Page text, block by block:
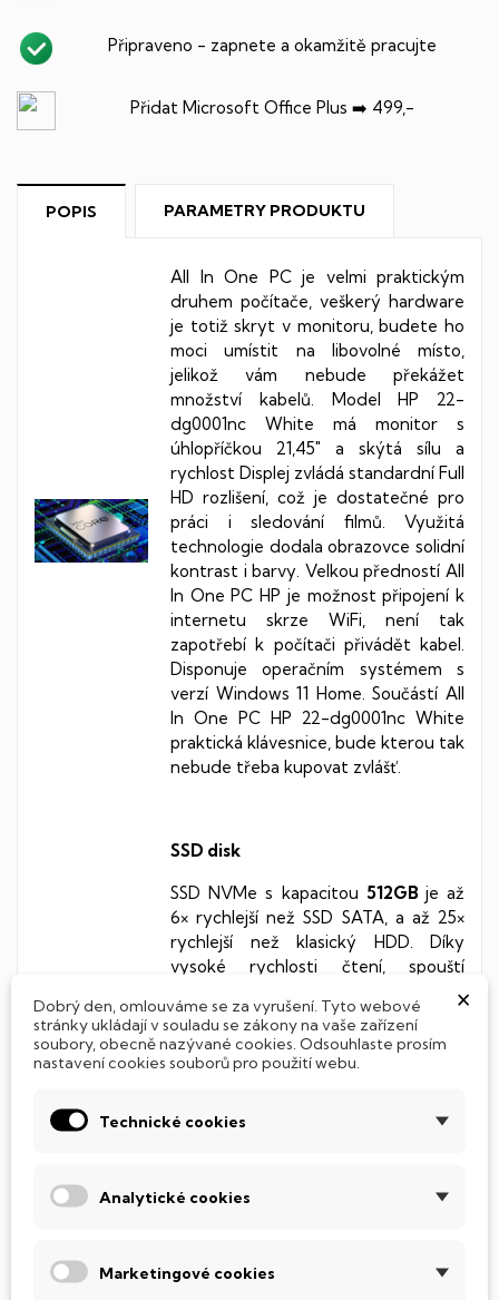
Připraveno - zapnete a okamžitě pracujte
Přidat Microsoft Office Plus ➡️ 499,-
POPIS PARAMETRY PRODUKTU
All In One PC je velmi praktickým
druhem počítače, veškerý hardware
je totiž skryt v monitoru, budete ho
moci umístit na libovolné místo,
jelikož vám nebude překážet
množství kabelů. Model HP 22-
dg0001nc White má monitor s
úhlopříčkou 21,45" a skýtá sílu a
rychlost Displej zvládá standardní Full
HD rozlišení, což je dostatečné pro
práci i sledování filmů. Využitá
technologie dodala obrazovce solidní
kontrast i barvy. Velkou předností All
In One PC HP je možnost připojení k
internetu skrze WiFi, není tak
zapotřebí k počítači přivádět kabel.
Disponuje operačním systémem s
verzí Windows 11 Home. Součástí All
In One PC HP 22-dg0001nc White
praktická klávesnice, bude kterou tak
nebude třeba kupovat zvlášť.
SSD disk
SSD NVMe s kapacitou 512GB je až
6× rychlejší než SSD SATA, a až 25×
rychlejší než klasický HDD. Díky
vysoké rychlosti čtení, spouští
systém i aplikace prakticky okamžitě
a umožňuje bleskový přenos dat.
Díky modernímu rozhraní PCIe je
nejen rychlejší, ale i energeticky
opotřebení. Pokud hledáte maximální
Předinstalovaný operační systém
×
Dobrý den, omlouváme se za vyrušení. Tyto webové
stránky ukládají v souladu se zákony na vaše zařízení
soubory, obecně nazývané cookies. Odsouhlaste prosím
nastavení cookies souborů pro použití webu.
Technické cookies
Analytické cookies
Marketingové cookies